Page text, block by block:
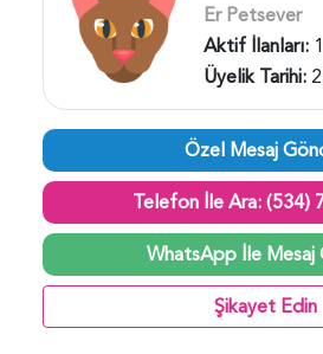
Er Petsever
Aktif İlanları:
Üyelik Tarihi:
Özel Mesaj
Telefon İle Ara: (534)
WhatsApp İle Mesaj
Şikayet Edin